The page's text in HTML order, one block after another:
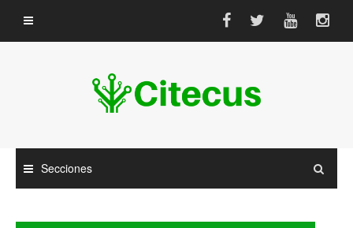
contenido
Secciones